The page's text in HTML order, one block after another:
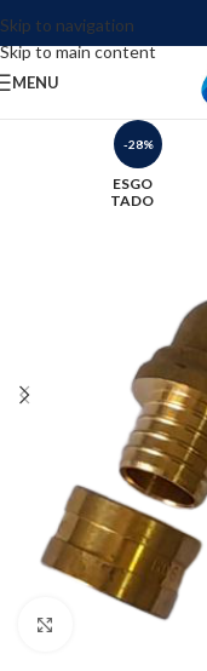
Skip to navigation
Skip to main content
MENU
-28%
ESGO
TADO
Clique para ampliar